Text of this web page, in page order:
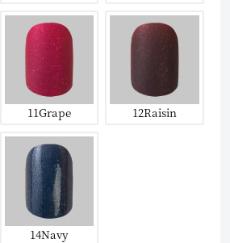
11Grape 12Raisin
14Navy